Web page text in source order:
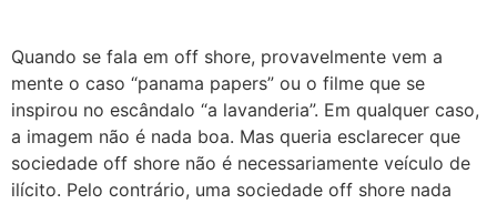
Quando se fala em off shore, provavelmente vem a
mente o caso “panama papers” ou o filme que se
inspirou no escândalo “a lavanderia”. Em qualquer caso,
a imagem não é nada boa. Mas queria esclarecer que
sociedade off shore não é necessariamente veículo de
ilícito. Pelo contrário, uma sociedade off shore nada